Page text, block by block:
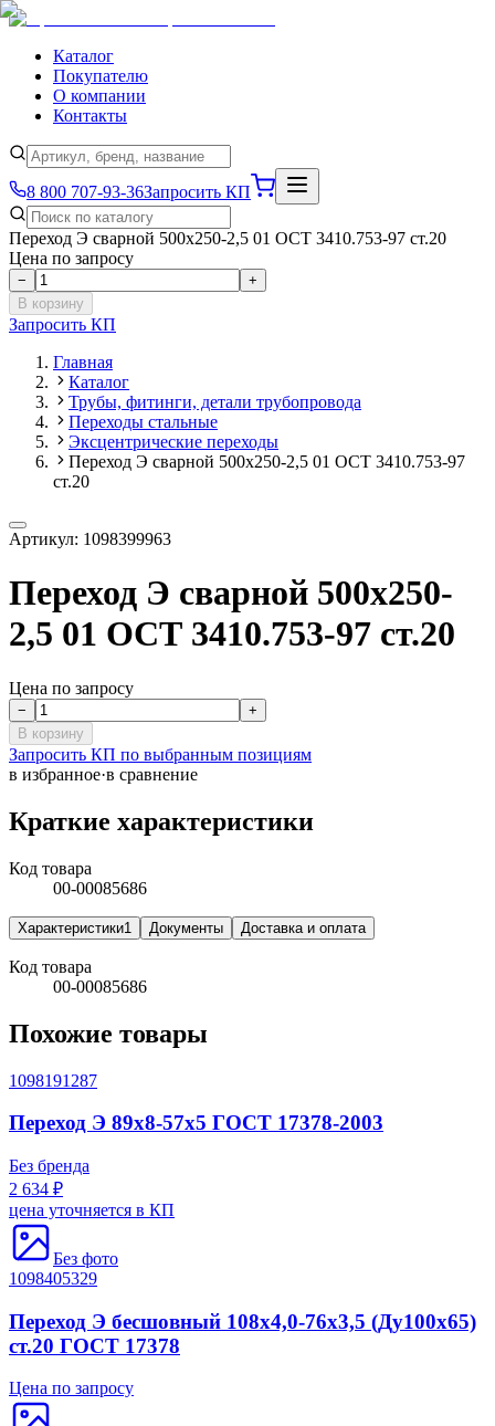
Каталог
Покупателю
О компании
Контакты
8 800 707-93-36Запросить КП
Переход Э сварной 500х250-2,5 01 ОСТ 3410.753-97 ст.20
Цена по запросу
−
+
В корзину
Запросить КП
Главная
Каталог
Трубы, фитинги, детали трубопровода
Переходы стальные
Эксцентрические переходы
Переход Э сварной 500х250-2,5 01 ОСТ 3410.753-97
ст.20
Артикул: 1098399963
Переход Э сварной 500х250-
2,5 01 ОСТ 3410.753-97 ст.20
Цена по запросу
−
+
В корзину
Запросить КП по выбранным позициям
в избранное·в сравнение
Краткие характеристики
Код товара
00-00085686
Характеристики1 Документы Доставка и оплата
Код товара
00-00085686
Похожие товары
1098191287
Переход Э 89х8-57х5 ГОСТ 17378-2003
Без бренда
2 634 ₽
цена уточняется в КП
Без фото
1098405329
Переход Э бесшовный 108х4,0-76х3,5 (Ду100х65)
ст.20 ГОСТ 17378
Цена по запросу